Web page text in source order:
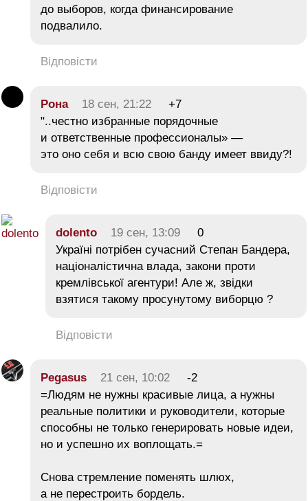
до выборов, когда финансирование
подвалило.
Відповісти
Рона 18 сен, 21:22
+7
"..честно избранные порядочные
и ответственные профессионалы» —
это оно себя и всю свою банду имеет ввиду?!
Відповісти
dolento 19 сен, 13:09
0
Україні потрібен сучасний Степан Бандера,
націоналістична влада, закони проти
кремлівської агентури! Але ж, звідки
взятися такому просунутому виборцю ?
Відповісти
Pegasus 21 сен, 10:02
-2
=Людям не нужны красивые лица, а нужны
реальные политики и руководители, которые
способны не только генерировать новые идеи,
но и успешно их воплощать.=
Снова стремление поменять шлюх,
а не перестроить бордель.